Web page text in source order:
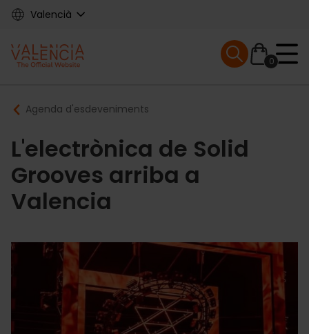
Skip
content
Valencià
Main
navigation
0
Mobile menu
Breadcrumb
Agenda d'esdeveniments
L'electrònica de Solid
Grooves arriba a
Valencia